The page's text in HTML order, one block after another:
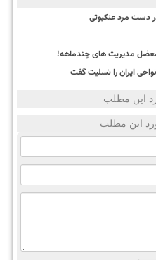
دست مرد عنکبوتی
معضل مدیریت های چندماهه!
ایران را تسلیت گفت
این مطلب
این مطلب